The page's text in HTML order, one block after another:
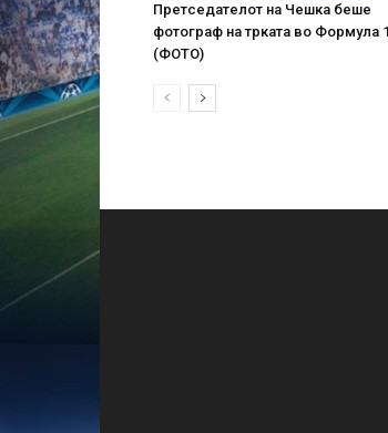
Претседателот на Чешка беше
фотограф на трката во Формула 1
(ФОТО)